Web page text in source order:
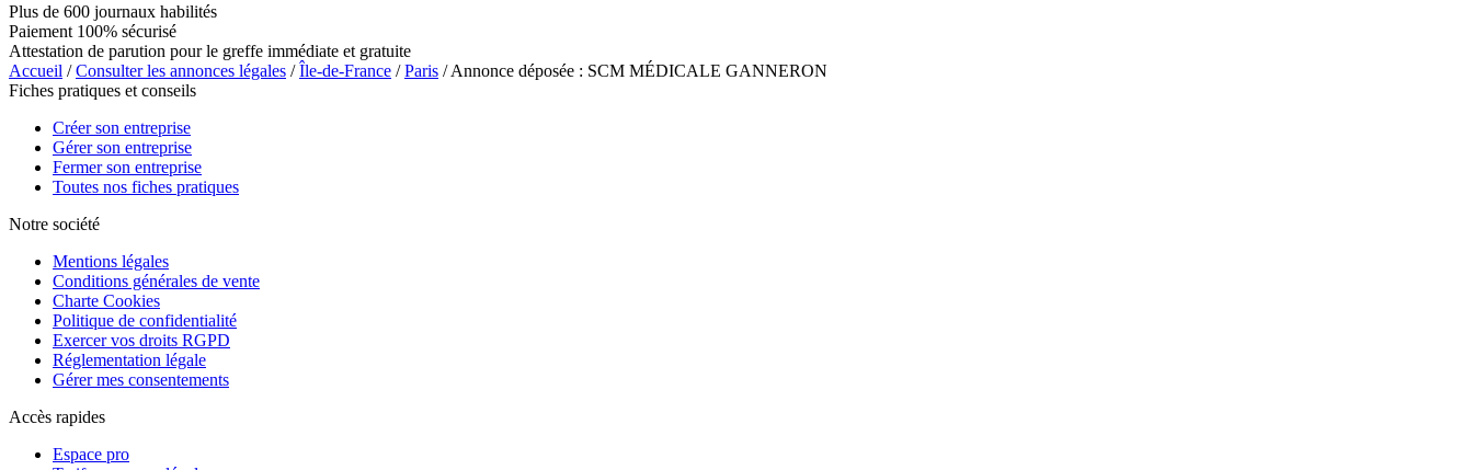
Plus de 600 journaux habilités
Paiement 100% sécurisé
Attestation de parution pour le greffe immédiate et gratuite
Accueil /Consulter les annonces légales /Île-de-France /Paris / Annonce déposée : SCM MÉDICALE GANNERON
Fiches pratiques et conseils
Créer son entreprise
Gérer son entreprise
Fermer son entreprise
Toutes nos fiches pratiques
Notre société
Mentions légales
Conditions générales de vente
Charte Cookies
Politique de confidentialité
Exercer vos droits RGPD
Réglementation légale
Gérer mes consentements
Accès rapides
Espace pro